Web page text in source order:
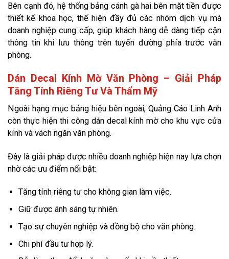
Bên cạnh đó, hệ thống bảng cánh gà hai bên mặt tiền được
thiết kế khoa học, thể hiện đầy đủ các nhóm dịch vụ mà
doanh nghiệp cung cấp, giúp khách hàng dễ dàng tiếp cận
thông tin khi lưu thông trên tuyến đường phía trước văn
phòng.
Dán Decal Kính Mờ Văn Phòng – Giải Pháp
Tăng Tính Riêng Tư Và Thẩm Mỹ
Ngoài hạng mục bảng hiệu bên ngoài, Quảng Cáo Linh Anh
còn thực hiện thi công dán decal kính mờ cho khu vực cửa
kính và vách ngăn văn phòng.
Đây là giải pháp được nhiều doanh nghiệp hiện nay lựa chọn
nhờ các ưu điểm nổi bật:
Tăng tính riêng tư cho không gian làm việc.
Giữ được ánh sáng tự nhiên.
Tạo sự chuyên nghiệp và đồng bộ cho văn phòng.
Chi phí đầu tư hợp lý.